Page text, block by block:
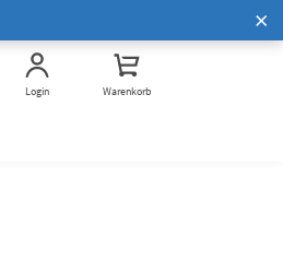
Login Warenkorb
Service